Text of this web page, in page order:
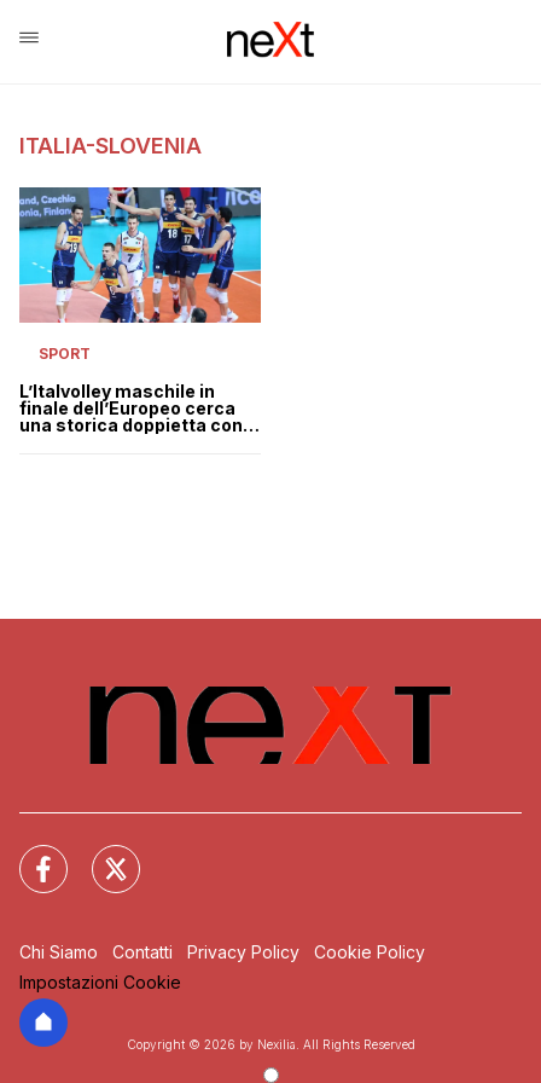
ITALIA-SLOVENIA
SPORT
L’Italvolley maschile in
finale dell’Europeo cerca
una storica doppietta con
Chi Siamo Contatti Privacy Policy
Cookie Policy
Impostazioni Cookie
Copyright © 2026 by Nexilia. All Rights Reserved